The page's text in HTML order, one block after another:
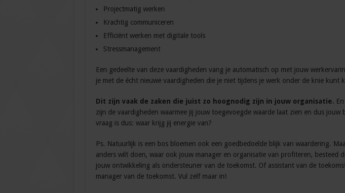
Projectmatig werken
Krachtig communiceren
Efficiënt werken met digitale tools
Stressmanagement
Een gedeelte van deze vaardigheden vang je automatisch op met jouw
je met de écht nieuwe vaardigheden die je niet tijdens je werk onder de knie kunt
Dit zijn vaak de zaken die juist zo hoognodig zijn in jouw organisatie.
zijn de vaardigheden waarmee jij jouw toegevoegde waarde laat zien en dus jouw
vraag is dus: waar krijg jij energie van?
Ps. Natuurlijk is een bos bloemen ook een goedbedoelde blijk van waardering.
anders wilt doen, waar ook jouw manager en organisatie van profiteren, besteed
jouw ontwikkeling als ondersteuner van de toekomst. Of assistant van de
manager van de toekomst. Vul zelf maar in!